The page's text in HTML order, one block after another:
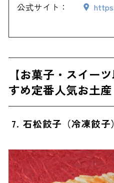
公式サイト：
【お菓子・スイー
すめ定番人気お土産
7. 石松餃子（冷凍餃